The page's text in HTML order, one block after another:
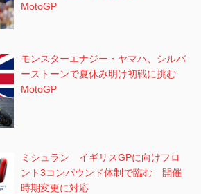
MotoGP
モンスターエナジー・ヤマハ、シルバ
ーストーンで夏休み明け初戦に挑む
MotoGP
ミシュラン イギリスGPに向けフロ
ント3コンパウンド体制で臨む 開催
時期変更に対応